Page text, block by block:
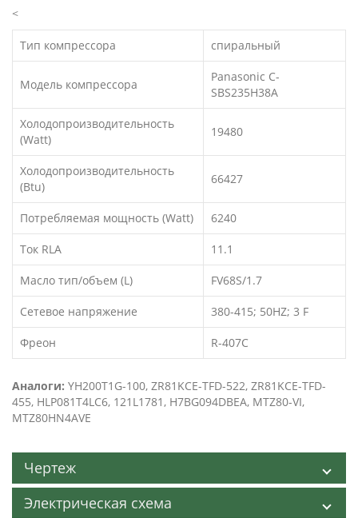
<
Тип компрессора спиральный
Модель компрессора
Panasonic C-
SBS235H38A
Холодопроизводительность
(Watt)
19480
Холодопроизводительность
(Btu)
66427
Потребляемая мощность (Watt) 6240
Ток RLA 11.1
Масло тип/объем (L) FV68S/1.7
Сетевое напряжение 380-415; 50HZ; 3 F
Фреон R-407C
Аналоги: YH200T1G-100, ZR81KCE-TFD-522, ZR81KCE-TFD-
455, HLP081T4LC6, 121L1781, H7BG094DBEA, MTZ80-VI,
MTZ80HN4AVE
Чертеж
Электрическая схема